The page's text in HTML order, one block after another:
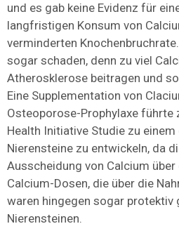
und es gab keine Evidenz für
langfristigen Konsum von
verminderten
sogar schaden, denn zu viel
Atherosklerose beitragen und
Eine Supplementation von
Osteoporose-Prophylaxe führte
Health Initiative Studie zu einem
Nierensteine zu entwickeln, da
Ausscheidung von Calcium
Calcium-Dosen, die über die
waren hingegen sogar protektiv
Nierensteinen.